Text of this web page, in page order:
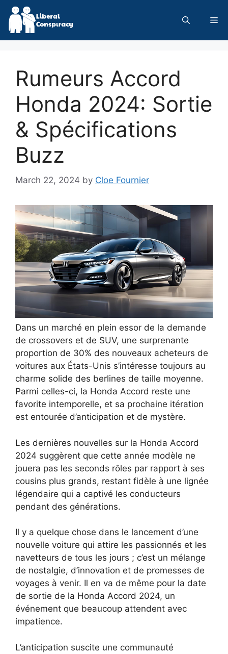
Skip
content
Rumeurs Accord
Honda 2024: Sortie
& Spécifications
Buzz
March 22, 2024 by Cloe Fournier
Dans un marché en plein essor de la demande
de crossovers et de SUV, une surprenante
proportion de 30% des nouveaux acheteurs de
voitures aux États-Unis s’intéresse toujours au
charme solide des berlines de taille moyenne.
Parmi celles-ci, la Honda Accord reste une
favorite intemporelle, et sa prochaine itération
est entourée d’anticipation et de mystère.
Les dernières nouvelles sur la Honda Accord
2024 suggèrent que cette année modèle ne
jouera pas les seconds rôles par rapport à ses
cousins plus grands, restant fidèle à une lignée
légendaire qui a captivé les conducteurs
pendant des générations.
Il y a quelque chose dans le lancement d’une
nouvelle voiture qui attire les passionnés et les
navetteurs de tous les jours ; c’est un mélange
de nostalgie, d’innovation et de promesses de
voyages à venir. Il en va de même pour la date
de sortie de la Honda Accord 2024, un
événement que beaucoup attendent avec
impatience.
L’anticipation suscite une communauté